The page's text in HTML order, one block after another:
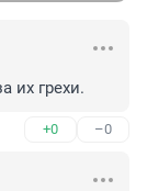
их грехи.
+0 –0